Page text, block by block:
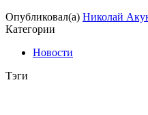
Опубликовал(а) Николай
Категории
Новости
Тэги